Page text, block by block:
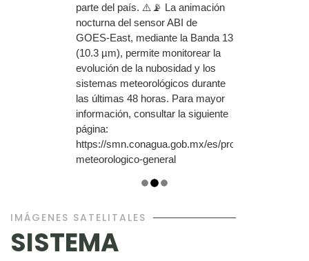
parte del país. ⚠️📡 La animación
nocturna del sensor ABI de
GOES-East, mediante la Banda 13
(10.3 µm), permite monitorear la
evolución de la nubosidad y los
sistemas meteorológicos durante
las últimas 48 horas. Para mayor
información, consultar la siguiente
página:
https://smn.conagua.gob.mx/es/pronosticos/
meteorologico-general
IMÁGENES SATELITALES
SISTEMA